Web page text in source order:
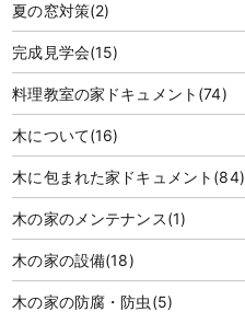
夏の窓対策(2)
完成見学会(15)
料理教室の家ドキュメント (74)
木について(16)
木に包まれた家ドキュメント (84)
木の家のメンテナンス(1)
木の家の設備(18)
木の家の防腐・防虫 (5)